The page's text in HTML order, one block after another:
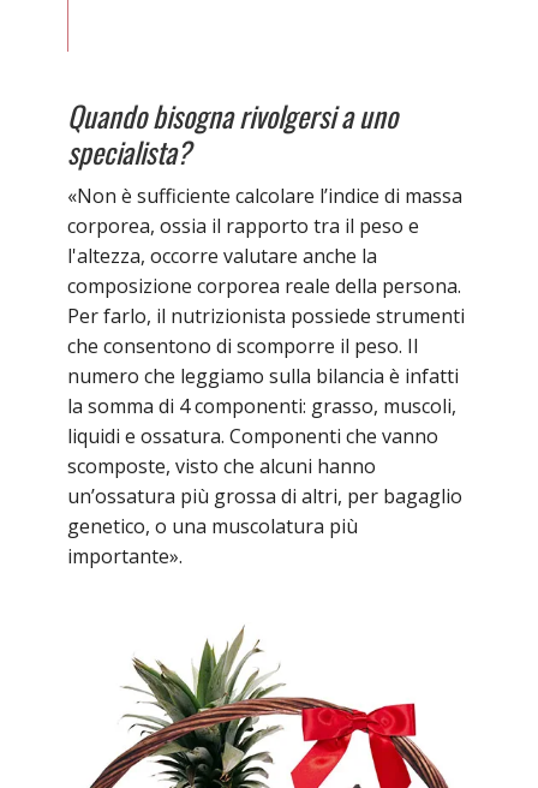
Quando bisogna rivolgersi a uno
specialista?
«Non è sufficiente calcolare l’indice di massa
corporea, ossia il rapporto tra il peso e
l'altezza, occorre valutare anche la
composizione corporea reale della persona.
Per farlo, il nutrizionista possiede strumenti
che consentono di scomporre il peso. Il
numero che leggiamo sulla bilancia è infatti
la somma di 4 componenti: grasso, muscoli,
liquidi e ossatura. Componenti che vanno
scomposte, visto che alcuni hanno
un’ossatura più grossa di altri, per bagaglio
genetico, o una muscolatura più
importante».